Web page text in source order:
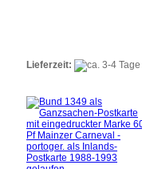
Lieferzeit: